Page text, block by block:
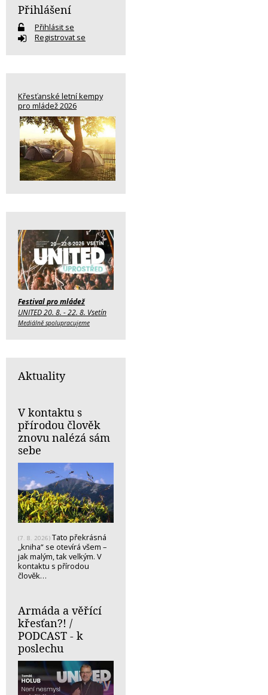
Přihlášení
Přihlásit se
Registrovat se
Křesťanské letní kempy
pro mládež 2026
Festival pro mládež
UNITED 20. 8. - 22. 8. Vsetín
Mediálně spolupracujeme
Aktuality
V kontaktu s
přírodou člověk
znovu nalézá sám
sebe
(7. 8. 2026) Tato překrásná
„kniha“ se otevírá všem –
jak malým, tak velkým. V
kontaktu s přírodou
člověk…
Armáda a věřící
křesťan?! /
PODCAST - k
poslechu